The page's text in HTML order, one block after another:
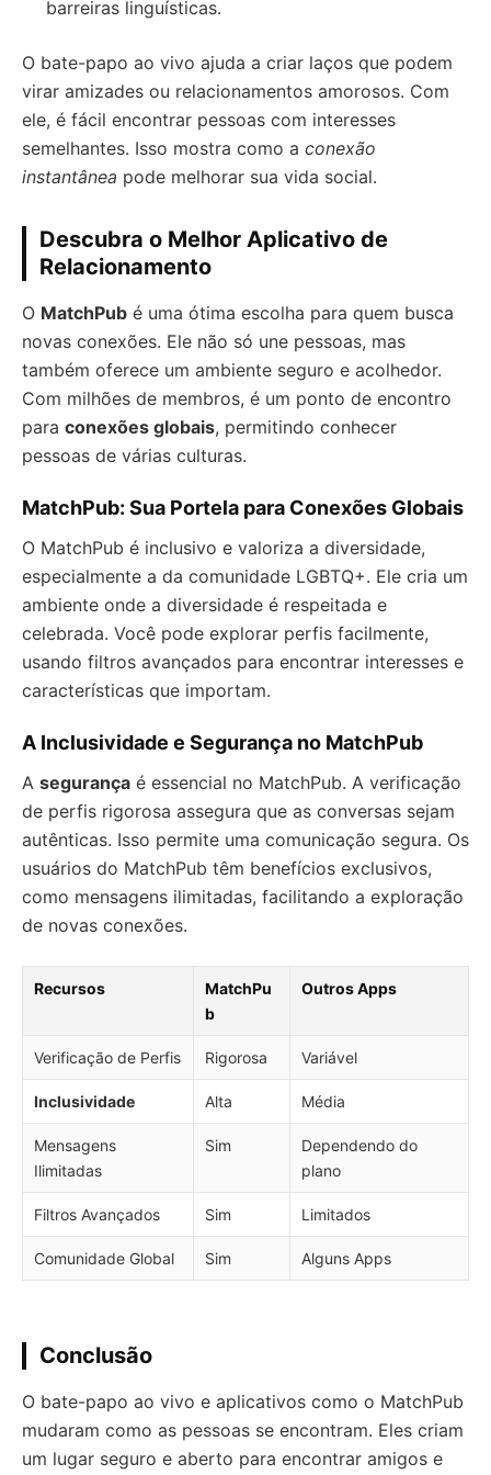
barreiras linguísticas.
O bate-papo ao vivo ajuda a criar laços que podem
virar amizades ou relacionamentos amorosos. Com
ele, é fácil encontrar pessoas com interesses
semelhantes. Isso mostra como a conexão
instantânea pode melhorar sua vida social.
Descubra o Melhor Aplicativo de
Relacionamento
O MatchPub é uma ótima escolha para quem busca
novas conexões. Ele não só une pessoas, mas
também oferece um ambiente seguro e acolhedor.
Com milhões de membros, é um ponto de encontro
para conexões globais, permitindo conhecer
pessoas de várias culturas.
MatchPub: Sua Portela para Conexões Globais
O MatchPub é inclusivo e valoriza a diversidade,
especialmente a da comunidade LGBTQ+. Ele cria um
ambiente onde a diversidade é respeitada e
celebrada. Você pode explorar perfis facilmente,
usando filtros avançados para encontrar interesses e
características que importam.
A Inclusividade e Segurança no MatchPub
A segurança é essencial no MatchPub. A verificação
de perfis rigorosa assegura que as conversas sejam
autênticas. Isso permite uma comunicação segura. Os
usuários do MatchPub têm benefícios exclusivos,
como mensagens ilimitadas, facilitando a exploração
de novas conexões.
Recursos
MatchPu
b
Outros Apps
Verificação de Perfis Rigorosa Variável
Inclusividade Alta Média
Mensagens
Ilimitadas
Sim
Dependendo do
plano
Filtros Avançados Sim Limitados
Comunidade Global Sim Alguns Apps
Conclusão
O bate-papo ao vivo e aplicativos como o MatchPub
mudaram como as pessoas se encontram. Eles criam
um lugar seguro e aberto para encontrar amigos e